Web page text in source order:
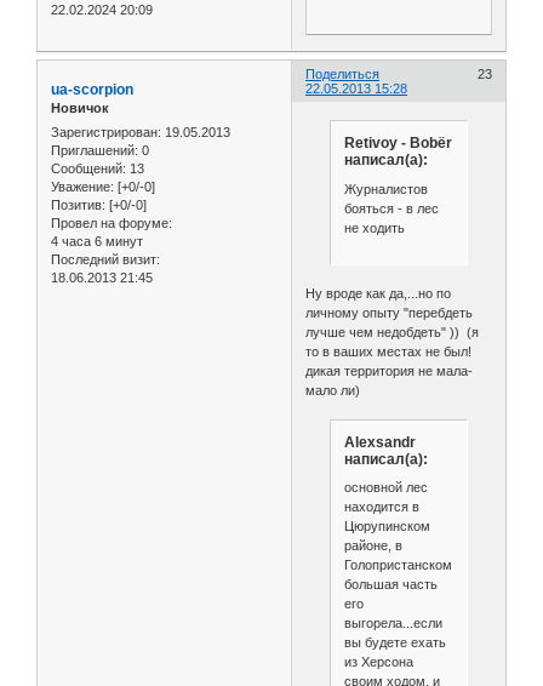
22.02.2024 20:09
Поделиться
23
22.05.2013 15:28
ua-scorpion
Новичок
Зарегистрирован: 19.05.2013
Приглашений: 0
Сообщений: 13
Уважение: [+0/-0]
Позитив: [+0/-0]
Провел на форуме:
4 часа 6 минут
Последний визит:
18.06.2013 21:45
Retivoy - Bobёr
написал(а):
Журналистов
бояться - в лес
не ходить
Ну вроде как да,...но по
личному опыту "перебдеть
лучше чем недобдеть" )) (я
то в ваших местах не был!
дикая территория не мала-
мало ли)
Alexsandr
написал(а):
основной лес
находится в
Цюрупинском
районе, в
Голопристанском
большая часть
его
выгорела...если
вы будете ехать
из Херсона
своим ходом, и